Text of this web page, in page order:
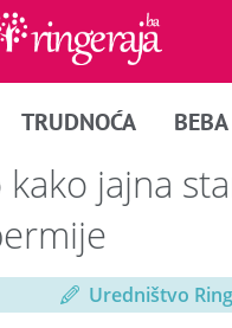
TRUDNOĆA BEBA
jajna
Uredništvo